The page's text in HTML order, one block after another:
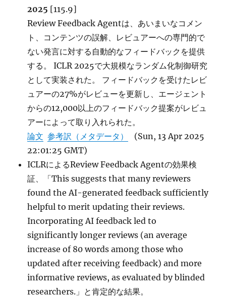
2025 [115.9]
Review Feedback Agentは、あいまいなコメン
ト、コンテンツの誤解、レビュアーへの専門的で
ない発言に対する自動的なフィードバックを提供
する。 ICLR 2025で大規模なランダム化制御研究
として実装された。 フィードバックを受けたレビ
ュアーの27%がレビューを更新し、エージェント
からの12,000以上のフィードバック提案がレビュ
アーによって取り入れられた。
論文 参考訳（メタデータ）
(Sun, 13 Apr 2025
22:01:25 GMT)
ICLRによるReview Feedback Agentの効果検
証、「This suggests that many reviewers
found the AI-generated feedback sufficiently
helpful to merit updating their reviews.
Incorporating AI feedback led to
significantly longer reviews (an average
increase of 80 words among those who
updated after receiving feedback) and more
informative reviews, as evaluated by blinded
researchers.」と肯定的な結果。